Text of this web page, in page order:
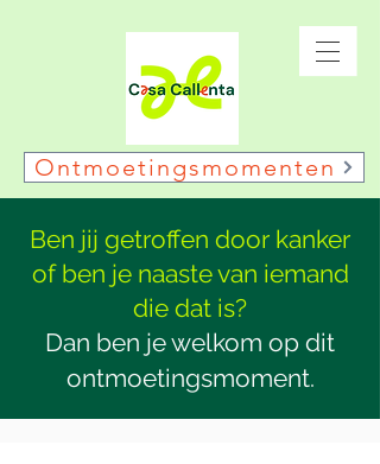
Ontmoetingsmomenten
Ben jij getroffen door kanker
of ben je naaste van iemand
die dat is?
Dan ben je welkom op dit
ontmoetingsmoment.